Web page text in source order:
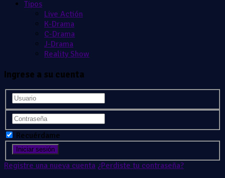
Tipos
Live Actión
K-Drama
C-Drama
J-Drama
Reality Show
Ingrese a su cuenta
Recuérdame
Registre una nueva cuenta ¿Perdiste tu contraseña?